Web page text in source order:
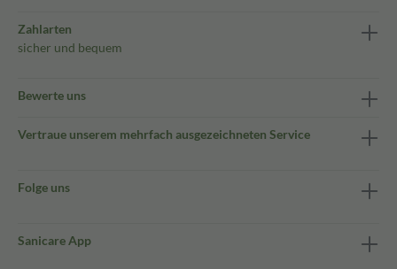
Zahlarten
sicher und bequem
Bewerte uns
Vertraue unserem mehrfach ausgezeichneten Service
Folge uns
Sanicare App